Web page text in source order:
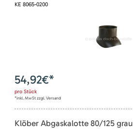
KE 8065-0200
54,92€*
pro Stück
*inkl. MwSt zzgl. Versand
Klöber Abgaskalotte 80/125 grau